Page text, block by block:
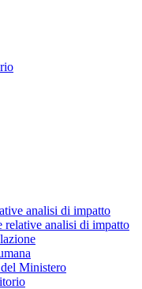
analisi di impatto
relative analisi di impatto
Ministero